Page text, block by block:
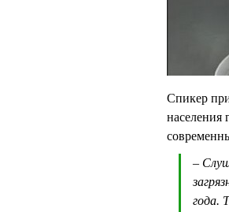
Спикер
населения
–
года.